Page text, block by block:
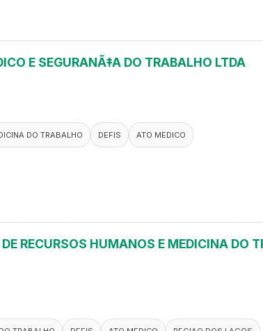
E SEGURANÃ‡A DO TRABALHO LTDA
DO TRABALHO DEFIS ATO MEDICO
RECURSOS HUMANOS E MEDICINA DO